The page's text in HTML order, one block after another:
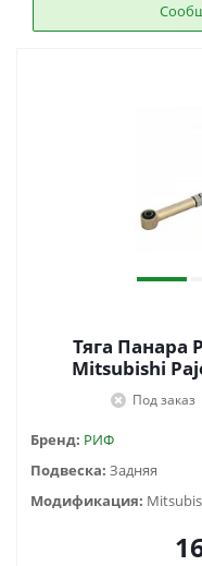
Тяга Панара
Mitsubishi
Под заказ
Бренд: РИФ
Подвеска: Задняя
Модификация: